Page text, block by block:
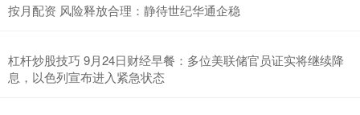
按月配资 风险释放合理：静待世纪华通企稳
杠杆炒股技巧 9月24日财经早餐：多位美联储官员证实将继续降
息，以色列宣布进入紧急状态